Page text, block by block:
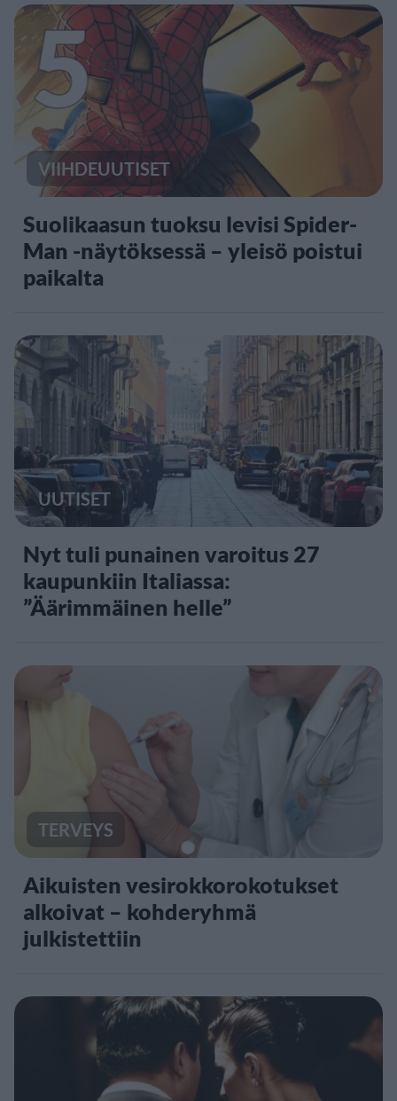
5
VIIHDEUUTISET
Suolikaasun tuoksu levisi Spider-
Man -näytöksessä – yleisö poistui
paikalta
UUTISET
Nyt tuli punainen varoitus 27
kaupunkiin Italiassa:
”Äärimmäinen helle”
TERVEYS
Aikuisten vesirokkorokotukset
alkoivat – kohderyhmä
julkistettiin